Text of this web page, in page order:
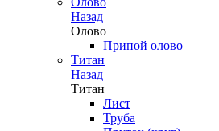
Назад
Олово
Припой олово
Титан
Назад
Титан
Лист
Труба